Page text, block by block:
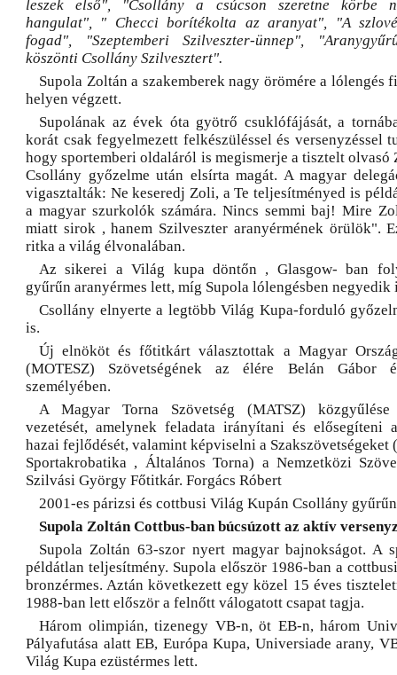
leszek első", "Csollány a csúcson szeretne körbe
hangulat", " Checci borítékolta az aranyat", "A
fogad", "Szeptemberi Szilveszter-ünnep",
köszönti Csollány Szilvesztert".
Supola Zoltán a szakemberek nagy örömére a lólengés
helyen végzett.
Supolának az évek óta gyötrő csuklófájását, a
korát csak fegyelmezett felkészüléssel és versenyzéssel
hogy sportemberi oldaláról is megismerje a tisztelt olvasó
Csollány győzelme után elsírta magát. A magyar
vigasztalták: Ne keseredj Zoli, a Te teljesítményed is
a magyar szurkolók számára. Nincs semmi baj! Mire
miatt sirok , hanem Szilveszter aranyérmének örülök".
ritka a világ élvonalában.
Az sikerei a Világ kupa döntőn , Glasgow- ban
gyűrűn aranyérmes lett, míg Supola lólengésben
Csollány elnyerte a legtöbb Világ Kupa-forduló
is.
Új elnököt és főtitkárt választottak a Magyar
(MOTESZ) Szövetségének az élére Belán Gábor
személyében.
A Magyar Torna Szövetség (MATSZ)
vezetését, amelynek feladata irányítani és elősegíteni
hazai fejlődését, valamint képviselni a Szakszövetségeket
Sportakrobatika , Általános Torna) a Nemzetközi
Szilvási György Főtitkár. Forgács Róbert
2001-es párizsi és cottbusi Világ Kupán Csollány
Supola Zoltán Cottbus-ban búcsúzott az aktív
Supola Zoltán 63-szor nyert magyar bajnokságot. A
példátlan teljesítmény. Supola először 1986-ban a
bronzérmes. Aztán következett egy közel 15 éves
1988-ban lett először a felnőtt válogatott csapat tagja.
Három olimpián, tizenegy VB-n, öt EB-n, három
Pályafutása alatt EB, Európa Kupa, Universiade arany,
Világ Kupa ezüstérmes lett.